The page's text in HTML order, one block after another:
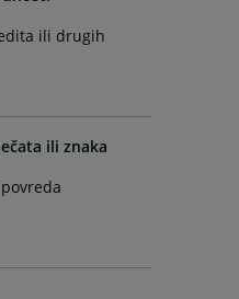
ili drugih
ili znaka